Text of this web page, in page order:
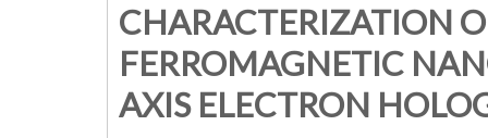
CHARACTERIZATION
FERROMAGNETIC
AXIS ELECTRON